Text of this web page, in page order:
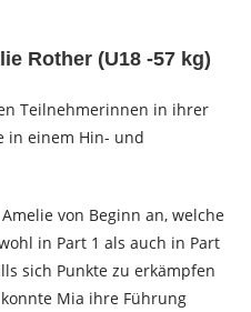
Rother (U18 -57 kg)
Teilnehmerinnen in ihrer
in einem Hin- und
von Beginn an, welche
in Part 1 als auch in Part
sich Punkte zu erkämpfen
Mia ihre Führung